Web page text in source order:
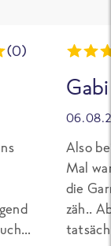
(0)
Gabi
Also
Mal
die
zäh..